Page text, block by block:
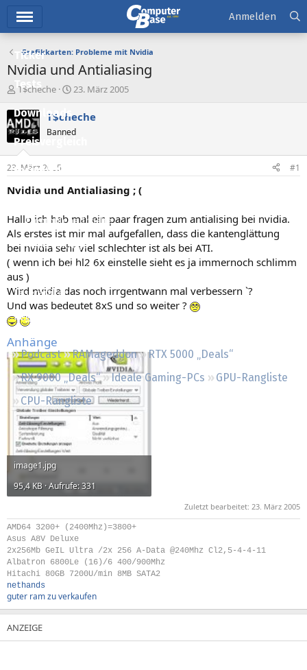
Ticker
Tests
Downloads
Preisvergleich
Forum
Aktuelles
Empfohlene Inhalte
Neue Beiträge
Neueste Aktivitäten
Leserartikel
Regeln
Podcast RAMageddon
RTX 5000 „Deals“
RX 9000 „Deals“
Ideale Gaming-PCs
GPU-Rangliste
CPU-Rangliste
Anmelden
Grafikkarten: Probleme mit Nvidia
Nvidia und Antialiasing
E
s
t
e
e
r
T$cheche
E
s
t
e
t
a
23. März 2005
T$cheche
Banned
23. März 2005 #1
Nvidia und Antialiasing ; (
Hallo ich hab mal ein paar fragen zum antialising bei nvidia.
Als erstes ist mir mal aufgefallen, dass die kantenglättung
bei nvidia sehr viel schlechter ist als bei ATI.
( wenn ich bei hl2 6x einstelle sieht es ja immernoch schlimm
aus )
Wird nvidia das noch irrgentwann mal verbessern `?
Und was bedeutet 8xS und so weiter ?
Anhänge
image1.jpg
95,4 KB · Aufrufe: 331
Zuletzt bearbeitet: 23. März 2005
AMD64 3200+ (2400Mhz)=3800+
Asus A8V Deluxe
2x256Mb GeIL Ultra /2x 256 A-Data @240Mhz Cl2,5-4-4-11
Albatron 6800Le (16)/6 400/900Mhz
Hitachi 80GB 7200U/min 8MB SATA2
nethands
guter ram zu verkaufen